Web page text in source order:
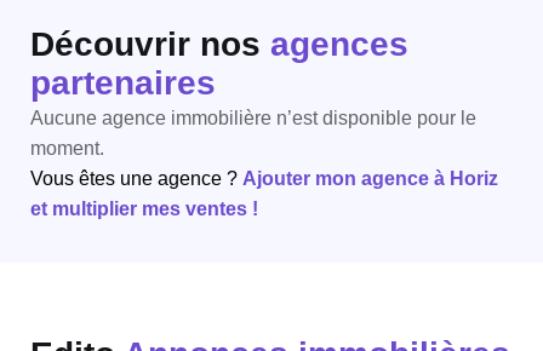
Découvrir nos agences
partenaires
Aucune agence immobilière n’est disponible pour le
moment.
Vous êtes une agence ? Ajouter mon agence à Horiz
et multiplier mes ventes !